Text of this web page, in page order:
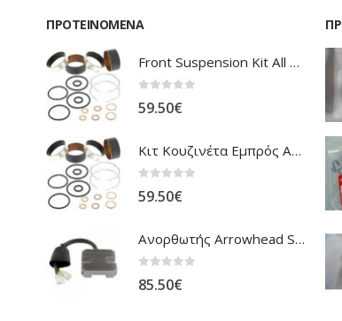
ΠΡΟΤΕΙΝΌΜΕΝΑ
Front Suspension Kit All Balls Honda XL-1000V Varadero
59.50€
Κιτ Κουζινέτα Εμπρός Ανάρτησης All Balls Honda CBR-1100XX Blackbird
59.50€
Ανορθωτής Arrowhead Suzuki DL-1000 V'Strom
85.50€